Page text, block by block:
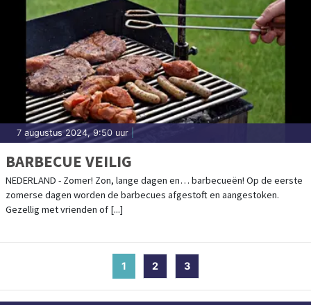
7 augustus 2024, 9:50 uur |
BARBECUE VEILIG
NEDERLAND - Zomer! Zon, lange dagen en… barbecueën! Op de eerste
zomerse dagen worden de barbecues afgestoft en aangestoken.
Gezellig met vrienden of [...]
1 (current)
2 3